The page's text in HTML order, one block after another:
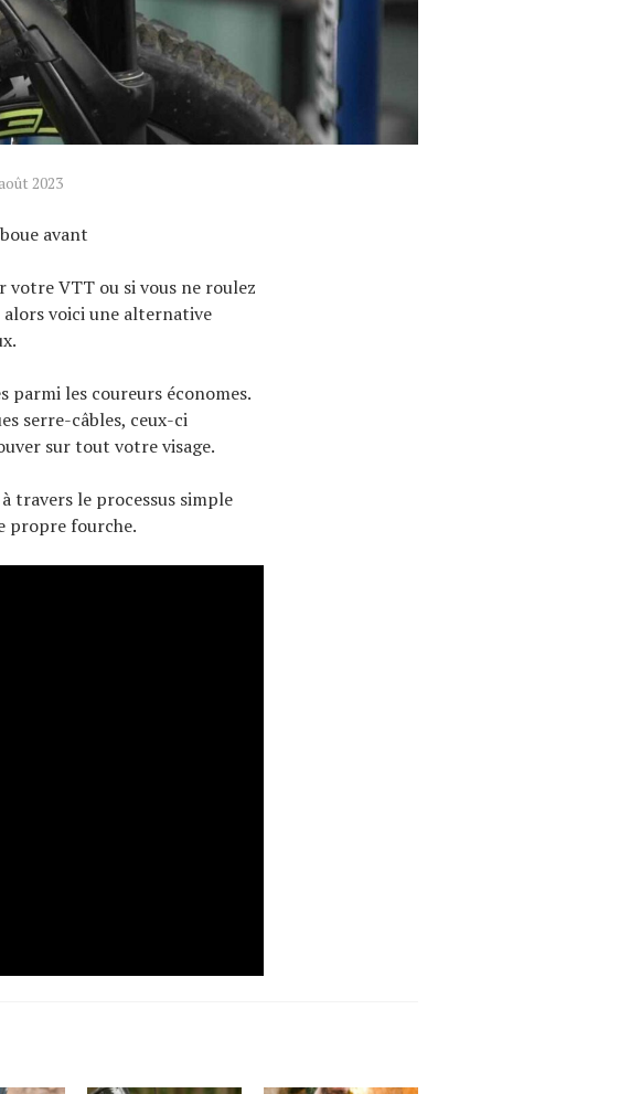
2023
avant
votre VTT ou si vous ne roulez
alors voici une alternative
parmi les coureurs économes.
serre-câbles, ceux-ci
sur tout votre visage.
travers le processus simple
propre fourche.